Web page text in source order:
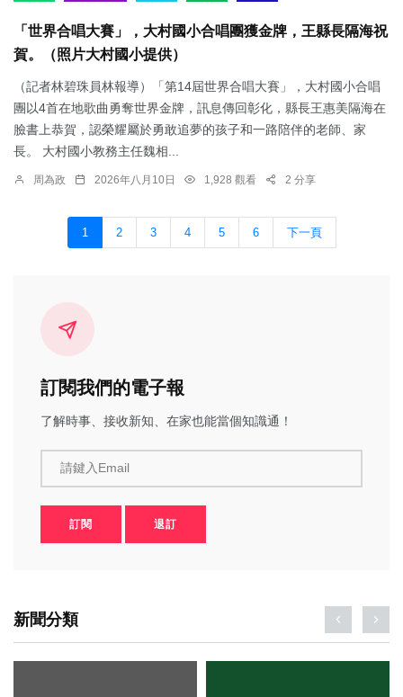
「世界合唱大賽」，大村國小合唱團獲金牌，王縣長隔海祝
賀。（照片大村國小提供）
（記者林碧珠員林報導）「第14屆世界合唱大賽」，大村國小合唱
團以4首在地歌曲勇奪世界金牌，訊息傳回彰化，縣長王惠美隔海在
臉書上恭賀，認榮耀屬於勇敢追夢的孩子和一路陪伴的老師、家
長。 大村國小教務主任魏相...
周為政 2026年八月10日 1,928 觀看 2 分享
1 2 3 4 5 6 下一頁
訂閱我們的電子報
了解時事、接收新知、在家也能當個知識通！
請鍵入Email
訂閱 退訂
新聞分類